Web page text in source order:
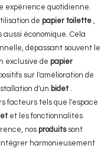
expérience quotidienne.
de papier toilette ,
économique. Cela
dépassant souvent le
exclusive de papier
sur l'amélioration de
d'un bidet .
facteurs tels que l'espace
et les fonctionnalités
nos produitssont
harmonieusement